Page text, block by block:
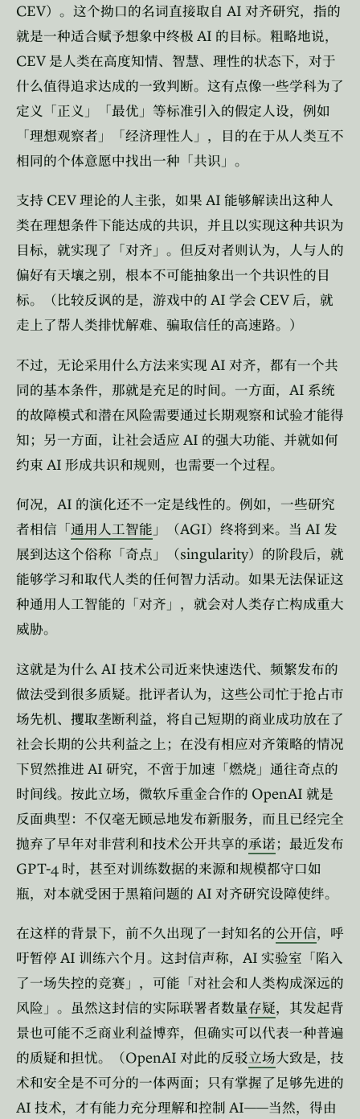
CEV）。这个拗口的名词直接取自 AI 对齐研究，指的
就是一种适合赋予想象中终极 AI 的目标。粗略地说，
CEV 是人类在高度知情、智慧、理性的状态下，对于
什么值得追求达成的一致判断。这有点像一些学科为了
定义「正义」「最优」等标准引入的假定人设，例如
「理想观察者」「经济理性人」，目的在于从人类互不
相同的个体意愿中找出一种「共识」。
支持 CEV理论的人主张，如果 AI 能够解读出这种人
类在理想条件下能达成的共识，并且以实现这种共识为
目标，就实现了「对齐」。但反对者则认为，人与人的
偏好有天壤之别，根本不可能抽象出一个共识性的目
标。（比较反讽的是，游戏中的 AI 学会 CEV 后，就
走上了帮人类排忧解难、骗取信任的高速路。）
不过，无论采用什么方法来实现 AI 对齐，都有一个共
同的基本条件，那就是充足的时间。一方面， AI 系统
的故障模式和潜在风险需要通过长期观察和试验才能得
知；另一方面，让社会适应 AI 的强大功能、并就如何
约束 AI 形成共识和规则，也需要一个过程。
何况， AI 的演化还不一定是线性的。例如，一些研究
者相信「 通用人工智能 」（AGI）终将到来。当 AI 发
展到达这个俗称「奇点」（singularity）的阶段后，就
能够学习和取代人类的任何智力活动。如果无法保证这
种通用人工智能的「对齐」，就会对人类存亡构成重大
威胁。
这就是为什么 AI 技术公司近来快速迭代、频繁发布的
做法受到很多质疑。批评者认为，这些公司忙于抢占市
场先机、攫取垄断利益，将自己短期的商业成功放在了
社会长期的公共利益之上；在没有相应对齐策略的情况
下贸然推进 AI 研究，不啻于加速「燃烧」通往奇点的
时间线。按此立场，微软斥重金合作的 OpenAI 就是
反面典型：不仅毫无顾忌地发布新服务，而且已经完全
抛弃了早年对非营利和技术公开共享的承诺；最近发布
GPT-4 时，甚至对训练数据的来源和规模都守口如
瓶，对本就受困于黑箱问题的 AI 对齐研究设障使绊。
在这样的背景下，前不久出现了一封知名的公开信，呼
吁暂停 AI 训练六个月。这封信声称， AI 实验室「陷入
了一场失控的竞赛」，可能「对社会和人类构成深远的
风险」。虽然这封信的实际联署者数量存疑，其发起背
景也可能不乏商业利益博弈，但确实可以代表一种普遍
的质疑和担忧。（OpenAI 对此的反驳立场大致是，技
术和安全是不可分的一体两面；只有掌握了足够先进的
AI 技术，才有能力充分理解和控制 AI——当然，得由